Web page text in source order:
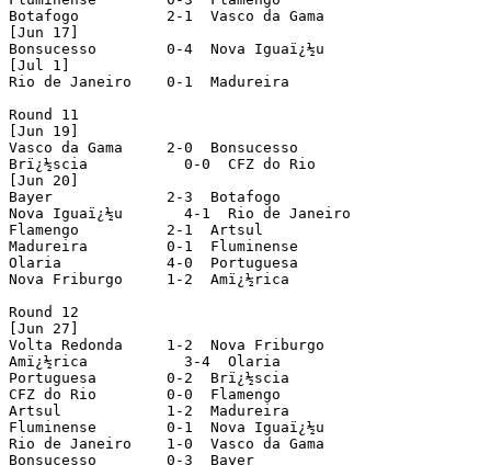
Botafogo          2-1  Vasco da Gama
[Jun 17]
Bonsucesso        0-4  Nova Iguaï¿½u
[Jul 1]
Rio de Janeiro    0-1  Madureira
Round 11
[Jun 19]
Vasco da Gama     2-0  Bonsucesso
Brï¿½scia           0-0  CFZ do Rio
[Jun 20]
Bayer             2-3  Botafogo
Nova Iguaï¿½u       4-1  Rio de Janeiro
Flamengo          2-1  Artsul
Madureira         0-1  Fluminense
Olaria            4-0  Portuguesa
Nova Friburgo     1-2  Amï¿½rica
Round 12
[Jun 27]
Volta Redonda     1-2  Nova Friburgo
Amï¿½rica           3-4  Olaria
Portuguesa        0-2  Brï¿½scia
CFZ do Rio        0-0  Flamengo
Artsul            1-2  Madureira
Fluminense        0-1  Nova Iguaï¿½u
Rio de Janeiro    1-0  Vasco da Gama
Bonsucesso        0-3  Bayer